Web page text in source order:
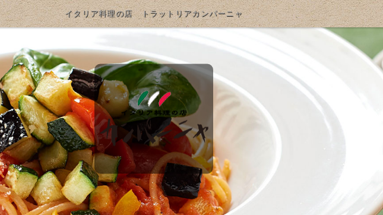
イタリア料理の店 トラットリアカンパーニャ